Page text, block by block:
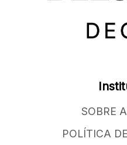
SOBRE
POLÍTICA